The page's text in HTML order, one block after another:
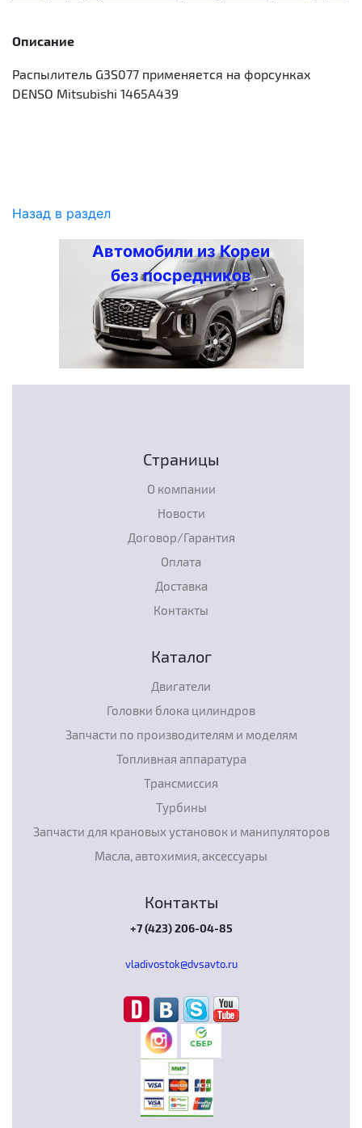
Описание
Распылитель G3S077 применяется на форсунках
DENSO Mitsubishi 1465A439
Назад в раздел
Автомобили из Кореи
без посредников
Страницы
О компании
Новости
Договор/Гарантия
Оплата
Доставка
Контакты
Каталог
Двигатели
Головки блока цилиндров
Запчасти по производителям и моделям
Топливная аппаратура
Трансмиссия
Турбины
Запчасти для крановых установок и манипуляторов
Масла, автохимия, аксессуары
Контакты
+7 (423) 206-04-85
vladivostok@dvsavto.ru